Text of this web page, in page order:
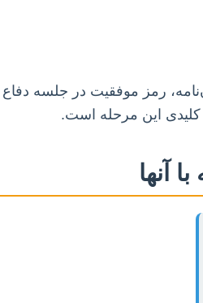
رمز موفقیت در جلسه
کلیدی این مرحله است.
آنها